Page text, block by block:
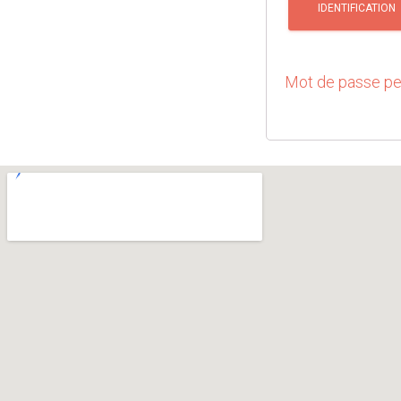
IDENTIFICATION
Mot de passe